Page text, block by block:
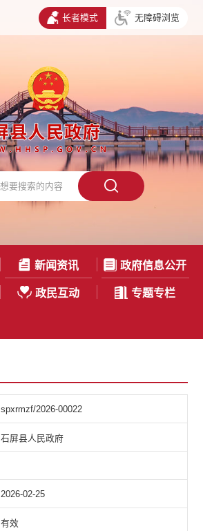
长者模式 无障碍浏览
新闻资讯 政府信息公开
政民互动 专题专栏
spxrmzf/2026-00022
石屏县人民政府
2026-02-25
有效